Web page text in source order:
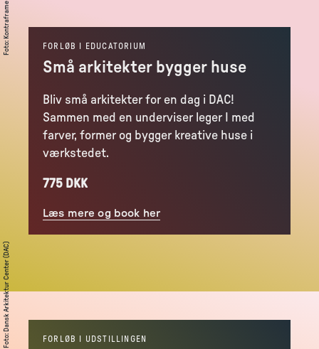
Foto
:
Kontraframe
FORLØB I EDUCATORIUM
Små arkitekter bygger huse
Bliv små arkitekter for en dag i DAC!
Sammen med en underviser leger I med
farver, former og bygger kreative huse i
værkstedet.
775 DKK
Læs mere og book her
Foto
:
Dansk Arkitektur Center (DAC)
FORLØB I UDSTILLINGEN